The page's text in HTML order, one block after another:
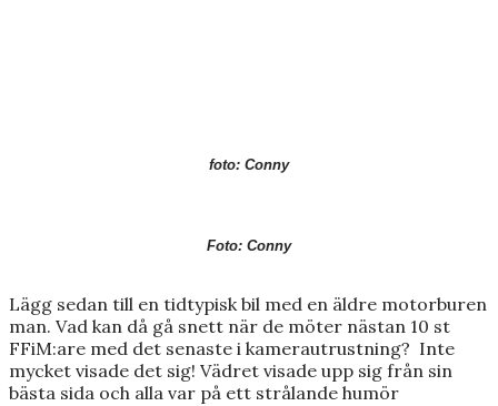
foto: Conny
Foto: Conny
Lägg sedan till en tidtypisk bil med en äldre motorburen
man. Vad kan då gå snett när de möter nästan 10 st
FFiM:are med det senaste i kamerautrustning? Inte
mycket visade det sig! Vädret visade upp sig från sin
bästa sida och alla var på ett strålande humör